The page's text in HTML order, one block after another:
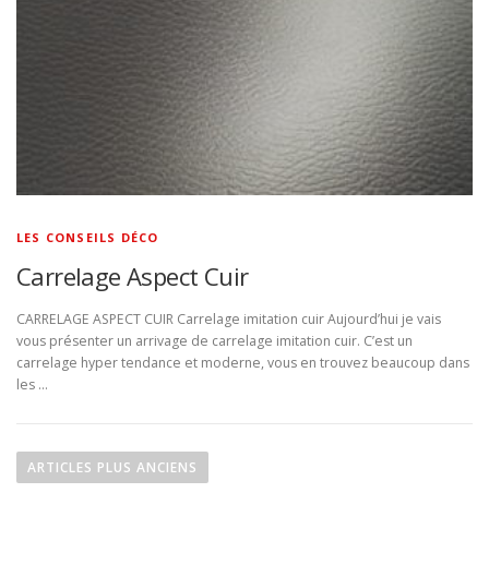
LES CONSEILS DÉCO
Carrelage Aspect Cuir
CARRELAGE ASPECT CUIR Carrelage imitation cuir Aujourd’hui je vais
vous présenter un arrivage de carrelage imitation cuir. C’est un
carrelage hyper tendance et moderne, vous en trouvez beaucoup dans
les …
aARTICLES PLUS ANCIENS